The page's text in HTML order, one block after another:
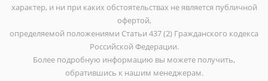
характер, и ни при каких обстоятельствах не является публичной
офертой,
определяемой положениями Статьи 437 (2) Гражданского кодекса
Российской Федерации.
Более подробную информацию вы можете получить,
обратившись к нашим менеджерам.